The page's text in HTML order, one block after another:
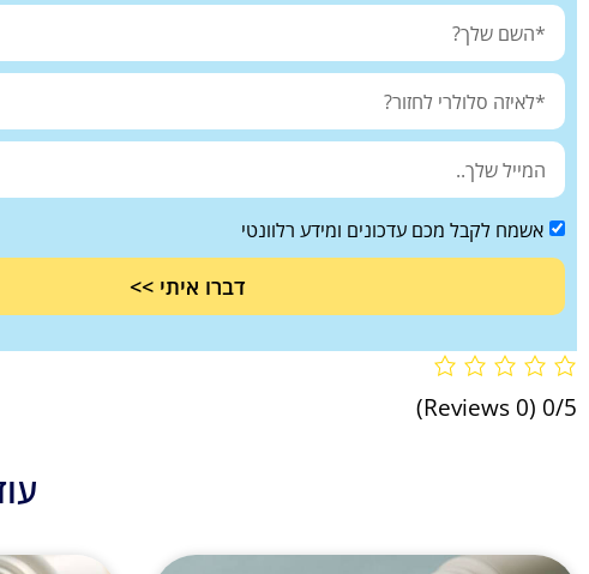
אשמח לקבל מכם עדכונים ומידע רלוונטי
דברו איתי >>
0/5
(0 Reviews)